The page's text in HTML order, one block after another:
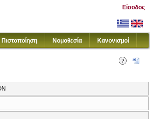
Είσοδος
Πιστοποίηση Νομοθεσία Κανονισμοί